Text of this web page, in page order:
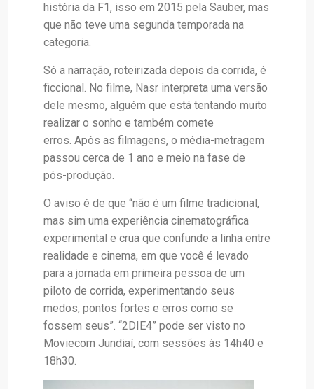
história da F1, isso em 2015 pela Sauber, mas
que não teve uma segunda temporada na
categoria.
Só a narração, roteirizada depois da corrida, é
ficcional. No filme, Nasr interpreta uma versão
dele mesmo, alguém que está tentando muito
realizar o sonho e também comete
erros. Após as filmagens, o média-metragem
passou cerca de 1 ano e meio na fase de
pós-produção.
O aviso é de que “não é um filme tradicional,
mas sim uma experiência cinematográfica
experimental e crua que confunde a linha entre
realidade e cinema, em que você é levado
para a jornada em primeira pessoa de um
piloto de corrida, experimentando seus
medos, pontos fortes e erros como se
fossem seus”. “2DIE4” pode ser visto no
Moviecom Jundiaí, com sessões às 14h40 e
18h30.